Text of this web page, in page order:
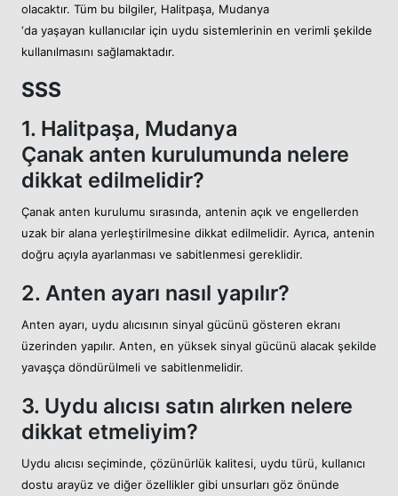
olacaktır. Tüm bu bilgiler, Halitpaşa, Mudanya
‘da yaşayan kullanıcılar için uydu sistemlerinin en verimli şekilde
kullanılmasını sağlamaktadır.
SSS
1. Halitpaşa, Mudanya
Çanak anten kurulumunda nelere
dikkat edilmelidir?
Çanak anten kurulumu sırasında, antenin açık ve engellerden
uzak bir alana yerleştirilmesine dikkat edilmelidir. Ayrıca, antenin
doğru açıyla ayarlanması ve sabitlenmesi gereklidir.
2. Anten ayarı nasıl yapılır?
Anten ayarı, uydu alıcısının sinyal gücünü gösteren ekranı
üzerinden yapılır. Anten, en yüksek sinyal gücünü alacak şekilde
yavaşça döndürülmeli ve sabitlenmelidir.
3. Uydu alıcısı satın alırken nelere
dikkat etmeliyim?
Uydu alıcısı seçiminde, çözünürlük kalitesi, uydu türü, kullanıcı
dostu arayüz ve diğer özellikler gibi unsurları göz önünde